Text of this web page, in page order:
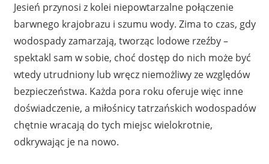
Jesień przynosi z kolei niepowtarzalne połączenie
barwnego krajobrazu i szumu wody. Zima to czas, gdy
wodospady zamarzają, tworząc lodowe rzeźby –
spektakl sam w sobie, choć dostęp do nich może być
wtedy utrudniony lub wręcz niemożliwy ze względów
bezpieczeństwa. Każda pora roku oferuje więc inne
doświadczenie, a miłośnicy tatrzańskich wodospadów
chętnie wracają do tych miejsc wielokrotnie,
odkrywając je na nowo.